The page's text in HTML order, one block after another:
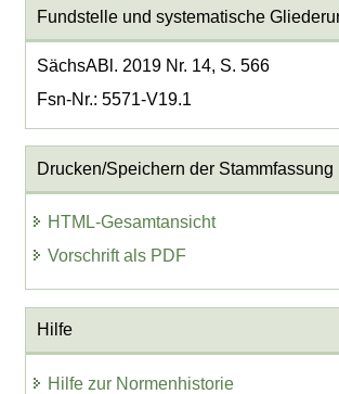
Fundstelle und systematische
SächsABl. 2019 Nr. 14, S. 566
Fsn-Nr.: 5571-V19.1
Drucken/Speichern der Stammfassung
HTML-Gesamtansicht
Vorschrift als PDF
Hilfe
Hilfe zur Normenhistorie